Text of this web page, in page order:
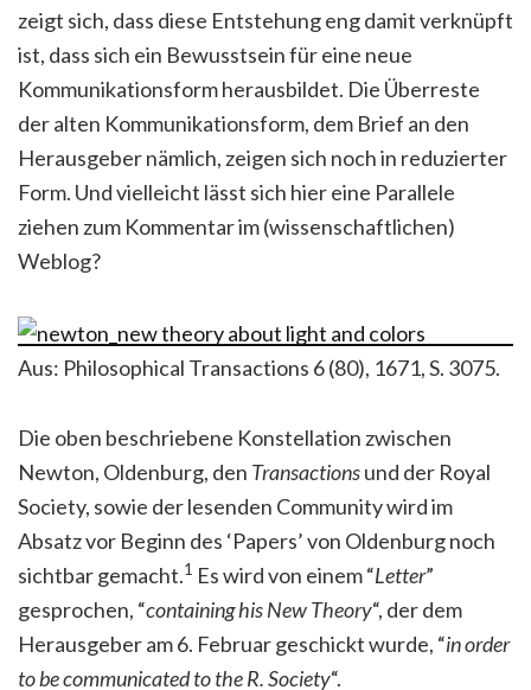
zeigt sich, dass diese Entstehung eng damit verknüpft
ist, dass sich ein Bewusstsein für eine neue
Kommunikationsform herausbildet. Die Überreste
der alten Kommunikationsform, dem Brief an den
Herausgeber nämlich, zeigen sich noch in reduzierter
Form. Und vielleicht lässt sich hier eine Parallele
ziehen zum Kommentar im (wissenschaftlichen)
Weblog?
Aus: Philosophical Transactions 6 (80), 1671, S. 3075.
Die oben beschriebene Konstellation zwischen
Newton, Oldenburg, den Transactionsund der Royal
Society, sowie der lesenden Community wird im
Absatz vor Beginn des ‘Papers’ von Oldenburg noch
sichtbar gemacht.1 Es wird von einem “Letter”
gesprochen, “containing his New Theory“, der dem
Herausgeber am 6. Februar geschickt wurde, “in order
to be communicated to the R. Society“.